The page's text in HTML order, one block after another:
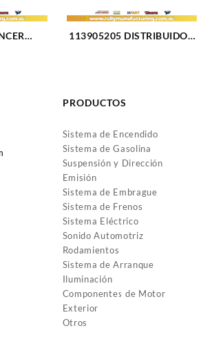
113905205 DISTRIBUIDOR
PRODUCTOS
Sistema de Encendido
Sistema de Gasolina
Suspensión y Dirección
Emisión
Sistema de Embrague
Sistema de Frenos
Sistema Eléctrico
Sonido Automotriz
Rodamientos
Sistema de Arranque
Iluminación
Componentes de Motor
Exterior
Otros